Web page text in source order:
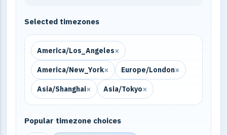
Selected timezones
America/Los_Angeles×
America/New_York× Europe/London×
Asia/Shanghai× Asia/Tokyo×
Popular timezone choices